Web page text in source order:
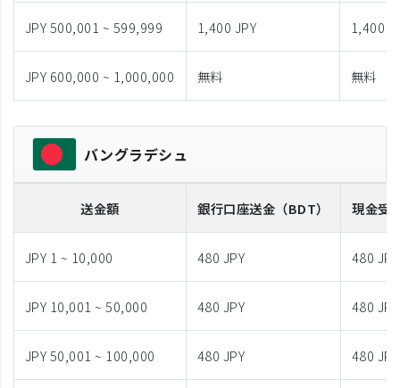
JPY 500,001 ~ 599,999 1,400 JPY 1,400
JPY 600,000 ~ 1,000,000 無料 無料
バングラデシュ
送金額 銀行口座送金 （BDT） 現金受
JPY 1 ~ 10,000 480 JPY 480 JPY
JPY 10,001 ~ 50,000 480 JPY 480 JPY
JPY 50,001 ~ 100,000 480 JPY 480 JPY